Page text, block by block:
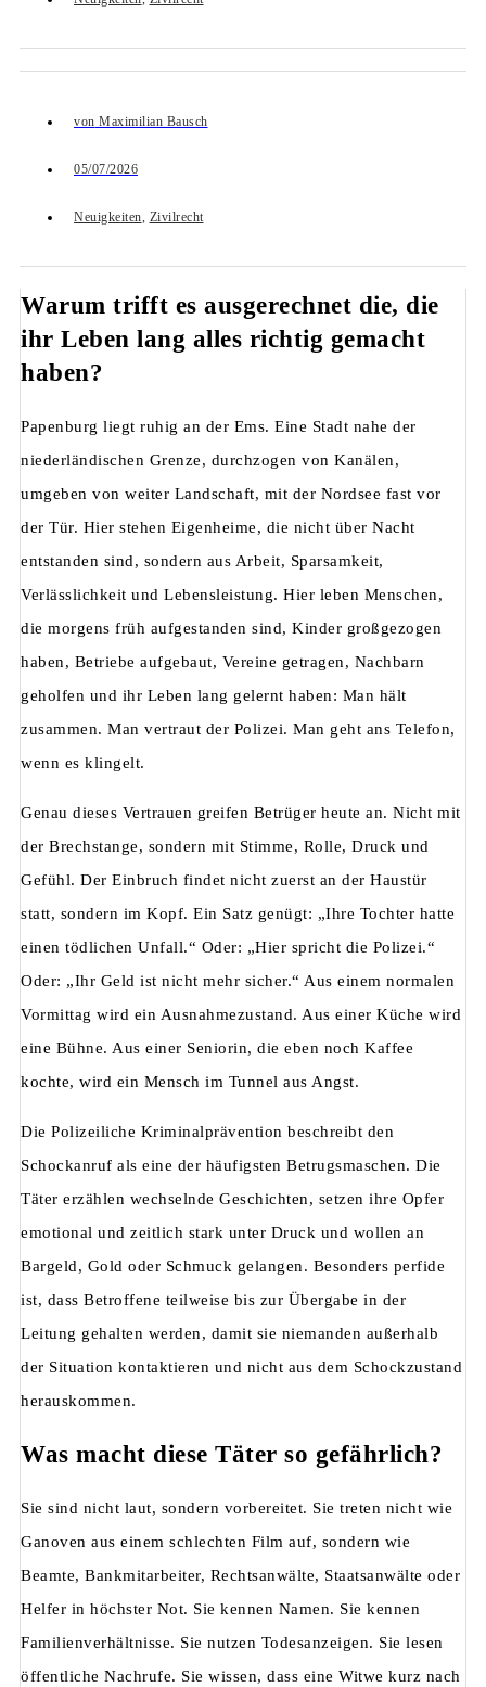
von Maximilian Bausch
05/07/2026
Neuigkeiten, Zivilrecht
Warum trifft es ausgerechnet die, die
ihr Leben lang alles richtig gemacht
haben?
Papenburg liegt ruhig an der Ems. Eine Stadt nahe der
niederländischen Grenze, durchzogen von Kanälen,
umgeben von weiter Landschaft, mit der Nordsee fast vor
der Tür. Hier stehen Eigenheime, die nicht über Nacht
entstanden sind, sondern aus Arbeit, Sparsamkeit,
Verlässlichkeit und Lebensleistung. Hier leben Menschen,
die morgens früh aufgestanden sind, Kinder großgezogen
haben, Betriebe aufgebaut, Vereine getragen, Nachbarn
geholfen und ihr Leben lang gelernt haben: Man hält
zusammen. Man vertraut der Polizei. Man geht ans Telefon,
wenn es klingelt.
Genau dieses Vertrauen greifen Betrüger heute an. Nicht mit
der Brechstange, sondern mit Stimme, Rolle, Druck und
Gefühl. Der Einbruch findet nicht zuerst an der Haustür
statt, sondern im Kopf. Ein Satz genügt: „Ihre Tochter hatte
einen tödlichen Unfall.“ Oder: „Hier spricht die Polizei.“
Oder: „Ihr Geld ist nicht mehr sicher.“ Aus einem normalen
Vormittag wird ein Ausnahmezustand. Aus einer Küche wird
eine Bühne. Aus einer Seniorin, die eben noch Kaffee
kochte, wird ein Mensch im Tunnel aus Angst.
Die Polizeiliche Kriminalprävention beschreibt den
Schockanruf als eine der häufigsten Betrugsmaschen. Die
Täter erzählen wechselnde Geschichten, setzen ihre Opfer
emotional und zeitlich stark unter Druck und wollen an
Bargeld, Gold oder Schmuck gelangen. Besonders perfide
ist, dass Betroffene teilweise bis zur Übergabe in der
Leitung gehalten werden, damit sie niemanden außerhalb
der Situation kontaktieren und nicht aus dem Schockzustand
herauskommen.
Was macht diese Täter so gefährlich?
Sie sind nicht laut, sondern vorbereitet. Sie treten nicht wie
Ganoven aus einem schlechten Film auf, sondern wie
Beamte, Bankmitarbeiter, Rechtsanwälte, Staatsanwälte oder
Helfer in höchster Not. Sie kennen Namen. Sie kennen
Familienverhältnisse. Sie nutzen Todesanzeigen. Sie lesen
öffentliche Nachrufe. Sie wissen, dass eine Witwe kurz nach